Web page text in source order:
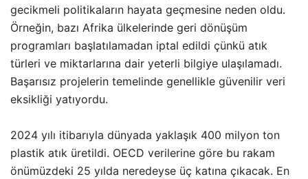
gecikmeli politikaların hayata geçmesine neden oldu.
Örneğin, bazı Afrika ülkelerinde geri dönüşüm
programları başlatılamadan iptal edildi çünkü atık
türleri ve miktarlarına dair yeterli bilgiye ulaşılamadı.
Başarısız projelerin temelinde genellikle güvenilir veri
eksikliği yatıyordu.
2024 yılı itibarıyla dünyada yaklaşık 400 milyon ton
plastik atık üretildi. OECD verilerine göre bu rakam
önümüzdeki 25 yılda neredeyse üç katına çıkacak. En